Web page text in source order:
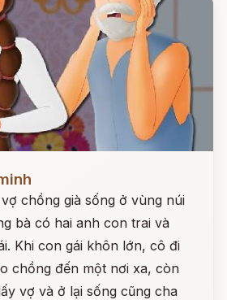
chồng già sống ở vùng núi
bà có hai anh con trai và
Khi con gái khôn lớn, cô đi
chồng đến một nơi xa, còn
vợ và ở lại sống cũng cha